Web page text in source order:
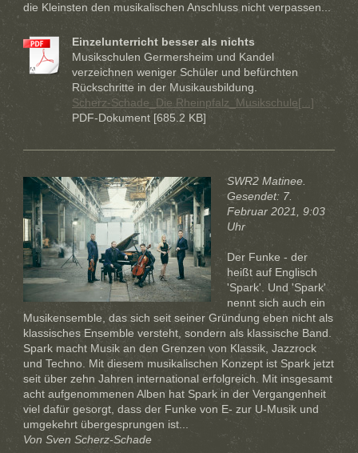
die Kleinsten den musikalischen Anschluss nicht verpassen...
Einzelunterricht besser als nichts
Musikschulen Germersheim und Kandel
verzeichnen weniger Schüler und befürchten
Rückschritte in der Musikausbildung.
Scherz-Schade_Die Rheinpfalz_Musikschule[...]
PDF-Dokument [685.2 KB]
SWR2 Matinee.
Gesendet: 7.
Februar 2021, 9:03
Uhr
Der Funke - der
heißt auf Englisch
'Spark'. Und 'Spark'
nennt sich auch ein
Musikensemble, das sich seit seiner Gründung eben nicht als
klassisches Ensemble versteht, sondern als klassische Band.
Spark macht Musik an den Grenzen von Klassik, Jazzrock
und Techno. Mit diesem musikalischen Konzept ist Spark jetzt
seit über zehn Jahren international erfolgreich. Mit insgesamt
acht aufgenommenen Alben hat Spark in der Vergangenheit
viel dafür gesorgt, dass der Funke von E- zur U-Musik und
umgekehrt übergesprungen ist...
Von Sven Scherz-Schade